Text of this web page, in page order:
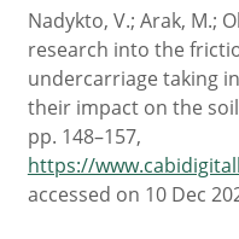
Nadykto, V.; Arak, M.;
research into the
undercarriage taking
their impact on the
pp. 148–157,
https://
accessed on 10 Dec